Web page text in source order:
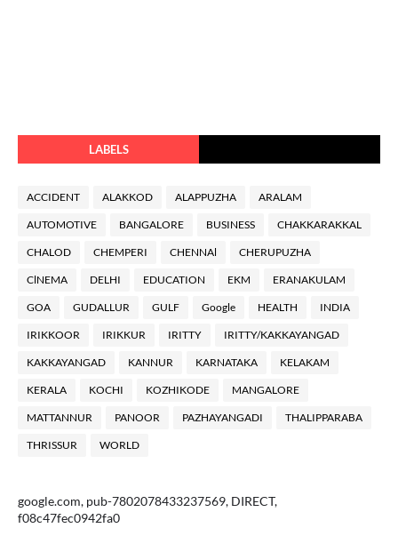
LABELS
ACCIDENT ALAKKOD ALAPPUZHA ARALAM
AUTOMOTIVE BANGALORE BUSINESS CHAKKARAKKAL
CHALOD CHEMPERI CHENNAl CHERUPUZHA
ClNEMA DELHI EDUCATION EKM ERANAKULAM
GOA GUDALLUR GULF Google HEALTH INDIA
IRIKKOOR IRIKKUR IRITTY IRITTY/KAKKAYANGAD
KAKKAYANGAD KANNUR KARNATAKA KELAKAM
KERALA KOCHI KOZHIKODE MANGALORE
MATTANNUR PANOOR PAZHAYANGADI THALIPPARABA
THRISSUR WORLD
google.com, pub-7802078433237569, DIRECT,
f08c47fec0942fa0